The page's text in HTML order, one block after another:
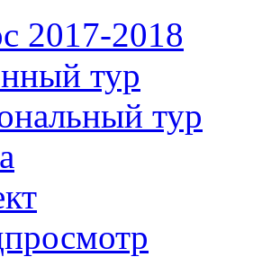
2017-2018
тур
тур